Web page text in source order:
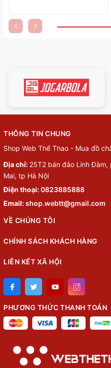
THÔNG TIN CHUNG
Shop Web Thể Thao - Mua đồ
Địa chỉ: 25T2 bán đảo Linh
Mai, tp Hà Nội
Điện thoại:0823885888
Email:shop.webtt@gmail.com
VỀ CHÚNG TÔI
CHÍNH SÁCH KHÁCH HÀNG
LIÊN KẾT XÃ HỘI
PHƯƠNG THỨC THANH TOÁN